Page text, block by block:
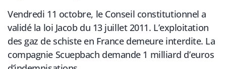
Vendredi 11 octobre, le Conseil constitutionnel a
validé la loi Jacob du 13 juillet 2011. L’exploitation
des gaz de schiste en France demeure interdite. La
compagnie Scuepbach demande 1 milliard d’euros